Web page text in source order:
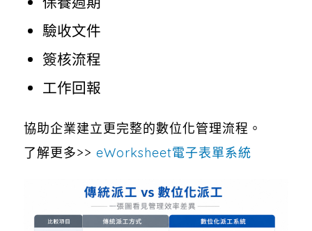
驗收文件
簽核流程
工作回報
協助企業建立更完整的數位化管理流程。
了解更多>> eWorksheet電子表單系統